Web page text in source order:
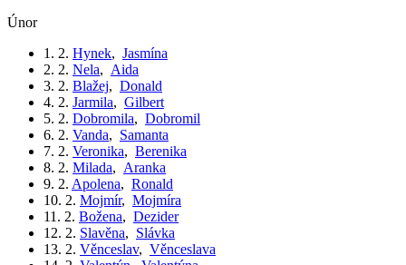
únor
1. 2. Hynek, Jasmína
2. 2. Nela, Aida
3. 2. Blažej, Donald
4. 2. Jarmila, Gilbert
5. 2. Dobromila, Dobromil
6. 2. Vanda, Samanta
7. 2. Veronika, Berenika
8. 2. Milada, Aranka
9. 2. Apolena, Ronald
10. 2. Mojmír, Mojmíra
11. 2. Božena, Dezider
12. 2. Slavěna, Slávka
13. 2. Věnceslav, Věnceslava